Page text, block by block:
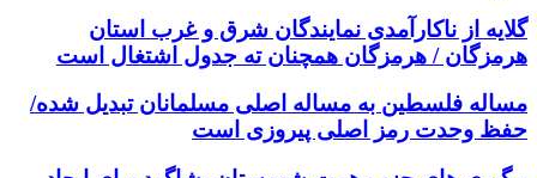
گلایه از ناکارآمدی نمایندگان شرق و غرب استان
هرمزگان / هرمزگان همچنان ته جدول اشتغال است
مساله فلسطین به مساله اصلی مسلمانان تبدیل شده/
حفظ وحدت رمز اصلی پیروزی است